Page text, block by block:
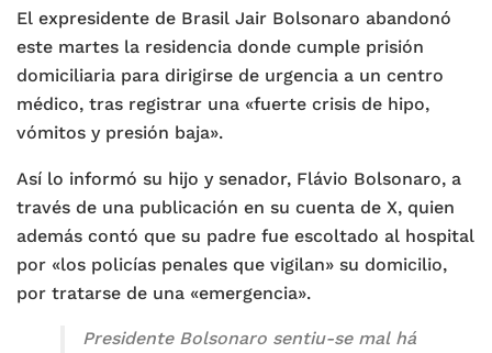
El expresidente de Brasil Jair Bolsonaro abandonó
este martes la residencia donde cumple prisión
domiciliaria para dirigirse de urgencia a un centro
médico, tras registrar una «fuerte crisis de hipo,
vómitos y presión baja».
Así lo informó su hijo y senador, Flávio Bolsonaro, a
través de una publicación en su cuenta de X, quien
además contó que su padre fue escoltado al hospital
por «los policías penales que vigilan» su domicilio,
por tratarse de una «emergencia».
Presidente Bolsonaro sentiu-se mal há